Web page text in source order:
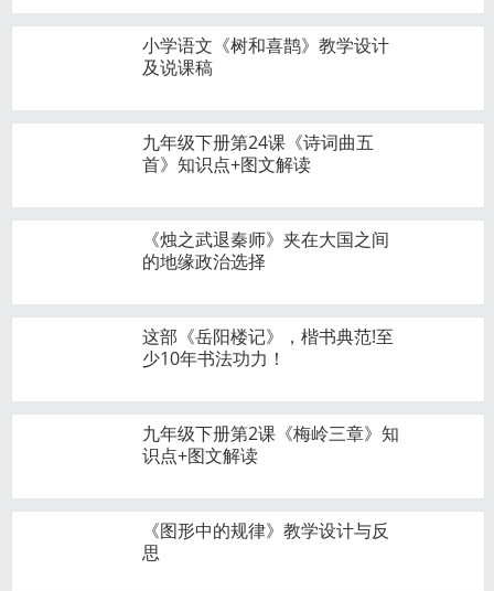
小学语文《树和喜鹊》教学设计
及说课稿
九年级下册第24课《诗词曲五
首》知识点+图文解读
《烛之武退秦师》夹在大国之间
的地缘政治选择
这部《岳阳楼记》，楷书典范!至
少10年书法功力！
九年级下册第2课《梅岭三章》知
识点+图文解读
《图形中的规律》教学设计与反
思